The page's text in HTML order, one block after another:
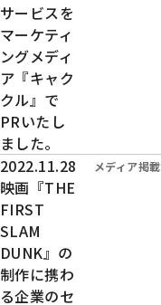
サービスを
マーケティ
ングメディ
ア『キャク
クル』で
PRいたし
ました。
投稿日時：
2022.11.28 カテゴリー：
メディア掲載
映画『THE
FIRST
SLAM
DUNK』の
制作に携わ
る企業のセ